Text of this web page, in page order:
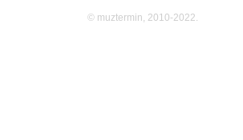
© muztermin, 2010-2022.